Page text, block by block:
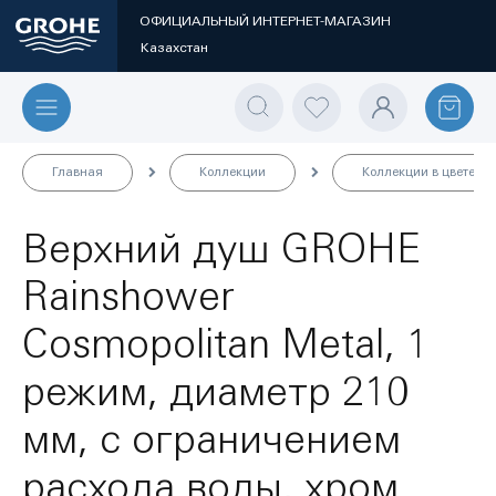
ОФИЦИАЛЬНЫЙ ИНТЕРНЕТ-МАГАЗИН
Казахстан
Главная Коллекции Коллекции в цвете
Верхний душ GROHE
Rainshower
Cosmopolitan Metal, 1
режим, диаметр 210
мм, с ограничением
расхода воды, хром